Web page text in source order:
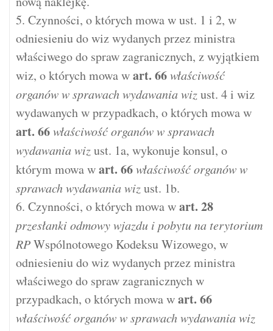
5. Czynności, o których mowa w ust. 1 i 2, w
odniesieniu do wiz wydanych przez ministra
właściwego do spraw zagranicznych, z wyjątkiem
wiz, o których mowa wart. 66właściwość
organów w sprawach wydawania wizust. 4 i wiz
wydawanych w przypadkach, o których mowa w
art. 66właściwość organów w sprawach
wydawania wizust. 1a, wykonuje konsul, o
którym mowa wart. 66właściwość organów w
sprawach wydawania wizust. 1b.
6. Czynności, o których mowa wart. 28
przesłanki odmowy wjazdu i pobytu na terytorium
RPWspólnotowego Kodeksu Wizowego, w
odniesieniu do wiz wydanych przez ministra
właściwego do spraw zagranicznych w
przypadkach, o których mowa wart. 66
właściwość organów w sprawach wydawania wiz